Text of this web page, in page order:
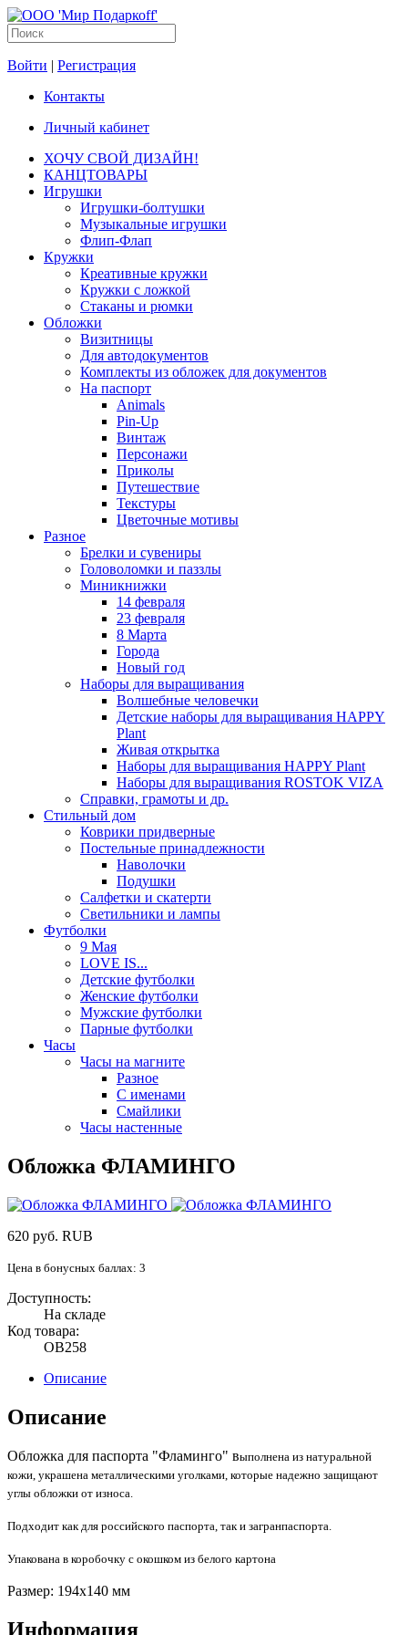
Войти | Регистрация
Контакты
Личный кабинет
ХОЧУ СВОЙ ДИЗАЙН!
КАНЦТОВАРЫ
Игрушки
Игрушки-болтушки
Музыкальные игрушки
Флип-Флап
Кружки
Креативные кружки
Кружки с ложкой
Стаканы и рюмки
Обложки
Визитницы
Для автодокументов
Комплекты из обложек для документов
На паспорт
Animals
Pin-Up
Винтаж
Персонажи
Приколы
Путешествие
Текстуры
Цветочные мотивы
Разное
Брелки и сувениры
Головоломки и паззлы
Миникнижки
14 февраля
23 февраля
8 Марта
Города
Новый год
Наборы для выращивания
Волшебные человечки
Детские наборы для выращивания HAPPY
Plant
Живая открытка
Наборы для выращивания HAPPY Plant
Наборы для выращивания ROSTOK VIZA
Справки, грамоты и др.
Стильный дом
Коврики придверные
Постельные принадлежности
Наволочки
Подушки
Салфетки и скатерти
Светильники и лампы
Футболки
9 Мая
LOVE IS...
Детские футболки
Женские футболки
Мужские футболки
Парные футболки
Часы
Часы на магните
Разное
С именами
Смайлики
Часы настенные
Обложка ФЛАМИНГО
620 руб. RUB
Цена в бонусных баллах: 3
Доступность:
На складе
Код товара:
OB258
Описание
Описание
Обложка для паспорта "Фламинго" выполнена из натуральной
кожи, украшена металлическими уголками, которые надежно защищают
углы обложки от износа.
Подходит как для российского паспорта, так и загранпаспорта.
Упакована в коробочку с окошком из белого картона
Размер: 194x140 мм
Информация